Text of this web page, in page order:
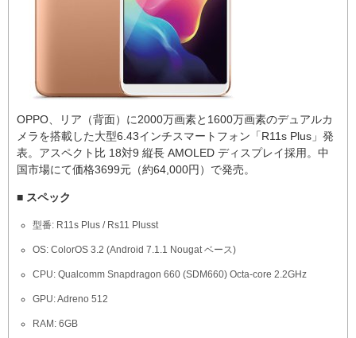
OPPO、リア（背面）に2000万画素と1600万画素のデュアルカ
メラを搭載した大型6.43インチスマートフォン「R11s Plus」発
表。アスペクト比 18対9 縦長 AMOLED ディスプレイ採用。中
国市場にて価格3699元（約64,000円）で発売。
■ スペック
型番: R11s Plus / Rs11 Plusst
OS: ColorOS 3.2 (Android 7.1.1 Nougat ベース)
CPU: Qualcomm Snapdragon 660 (SDM660) Octa-core 2.2GHz
GPU: Adreno 512
RAM: 6GB